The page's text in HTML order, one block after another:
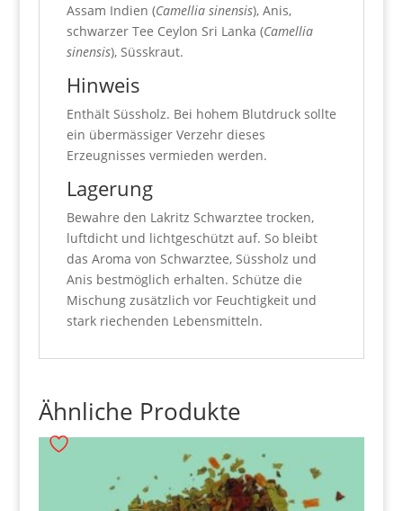
Assam Indien (Camellia sinensis), Anis,
schwarzer Tee Ceylon Sri Lanka (Camellia
sinensis), Süsskraut.
Hinweis
Enthält Süssholz. Bei hohem Blutdruck sollte
ein übermässiger Verzehr dieses
Erzeugnisses vermieden werden.
Lagerung
Bewahre den Lakritz Schwarztee trocken,
luftdicht und lichtgeschützt auf. So bleibt
das Aroma von Schwarztee, Süssholz und
Anis bestmöglich erhalten. Schütze die
Mischung zusätzlich vor Feuchtigkeit und
stark riechenden Lebensmitteln.
Ähnliche Produkte